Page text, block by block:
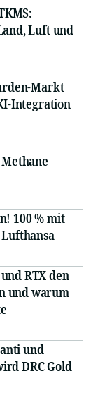
Luft und
Markt
Integration
100 % mit
RTX den
und warum
und
DRC Gold